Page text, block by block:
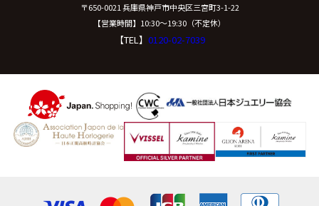
〒650-0021 兵庫県神戸市中央区三宮町3-1-22
【営業時間】10:30〜19:30（不定休）
【TEL】 0120-02-7039